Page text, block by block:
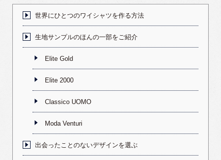
世界にひとつのワイシャツを作る方法
生地サンプルのほんの一部をご紹介
Elite Gold
Elite 2000
Classico UOMO
Moda Venturi
出会ったことのないデザインを選ぶ